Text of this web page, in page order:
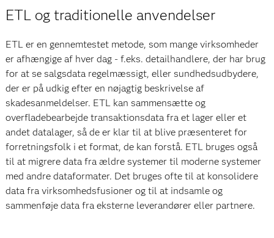
ETL og traditionelle anvendelser
ETL er en gennemtestet metode, som mange virksomheder
er afhængige af hver dag - f.eks. detailhandlere, der har brug
for at se salgsdata regelmæssigt, eller sundhedsudbydere,
der er på udkig efter en nøjagtig beskrivelse af
skadesanmeldelser. ETL kan sammensætte og
overfladebearbejde transaktionsdata fra et lager eller et
andet datalager, så de er klar til at blive præsenteret for
forretningsfolk i et format, de kan forstå. ETL bruges også
til at migrere data fra ældre systemer til moderne systemer
med andre dataformater. Det bruges ofte til at konsolidere
data fra virksomhedsfusioner og til at indsamle og
sammenføje data fra eksterne leverandører eller partnere.